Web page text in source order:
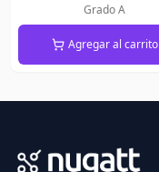
Grado A
Agregar al carrito